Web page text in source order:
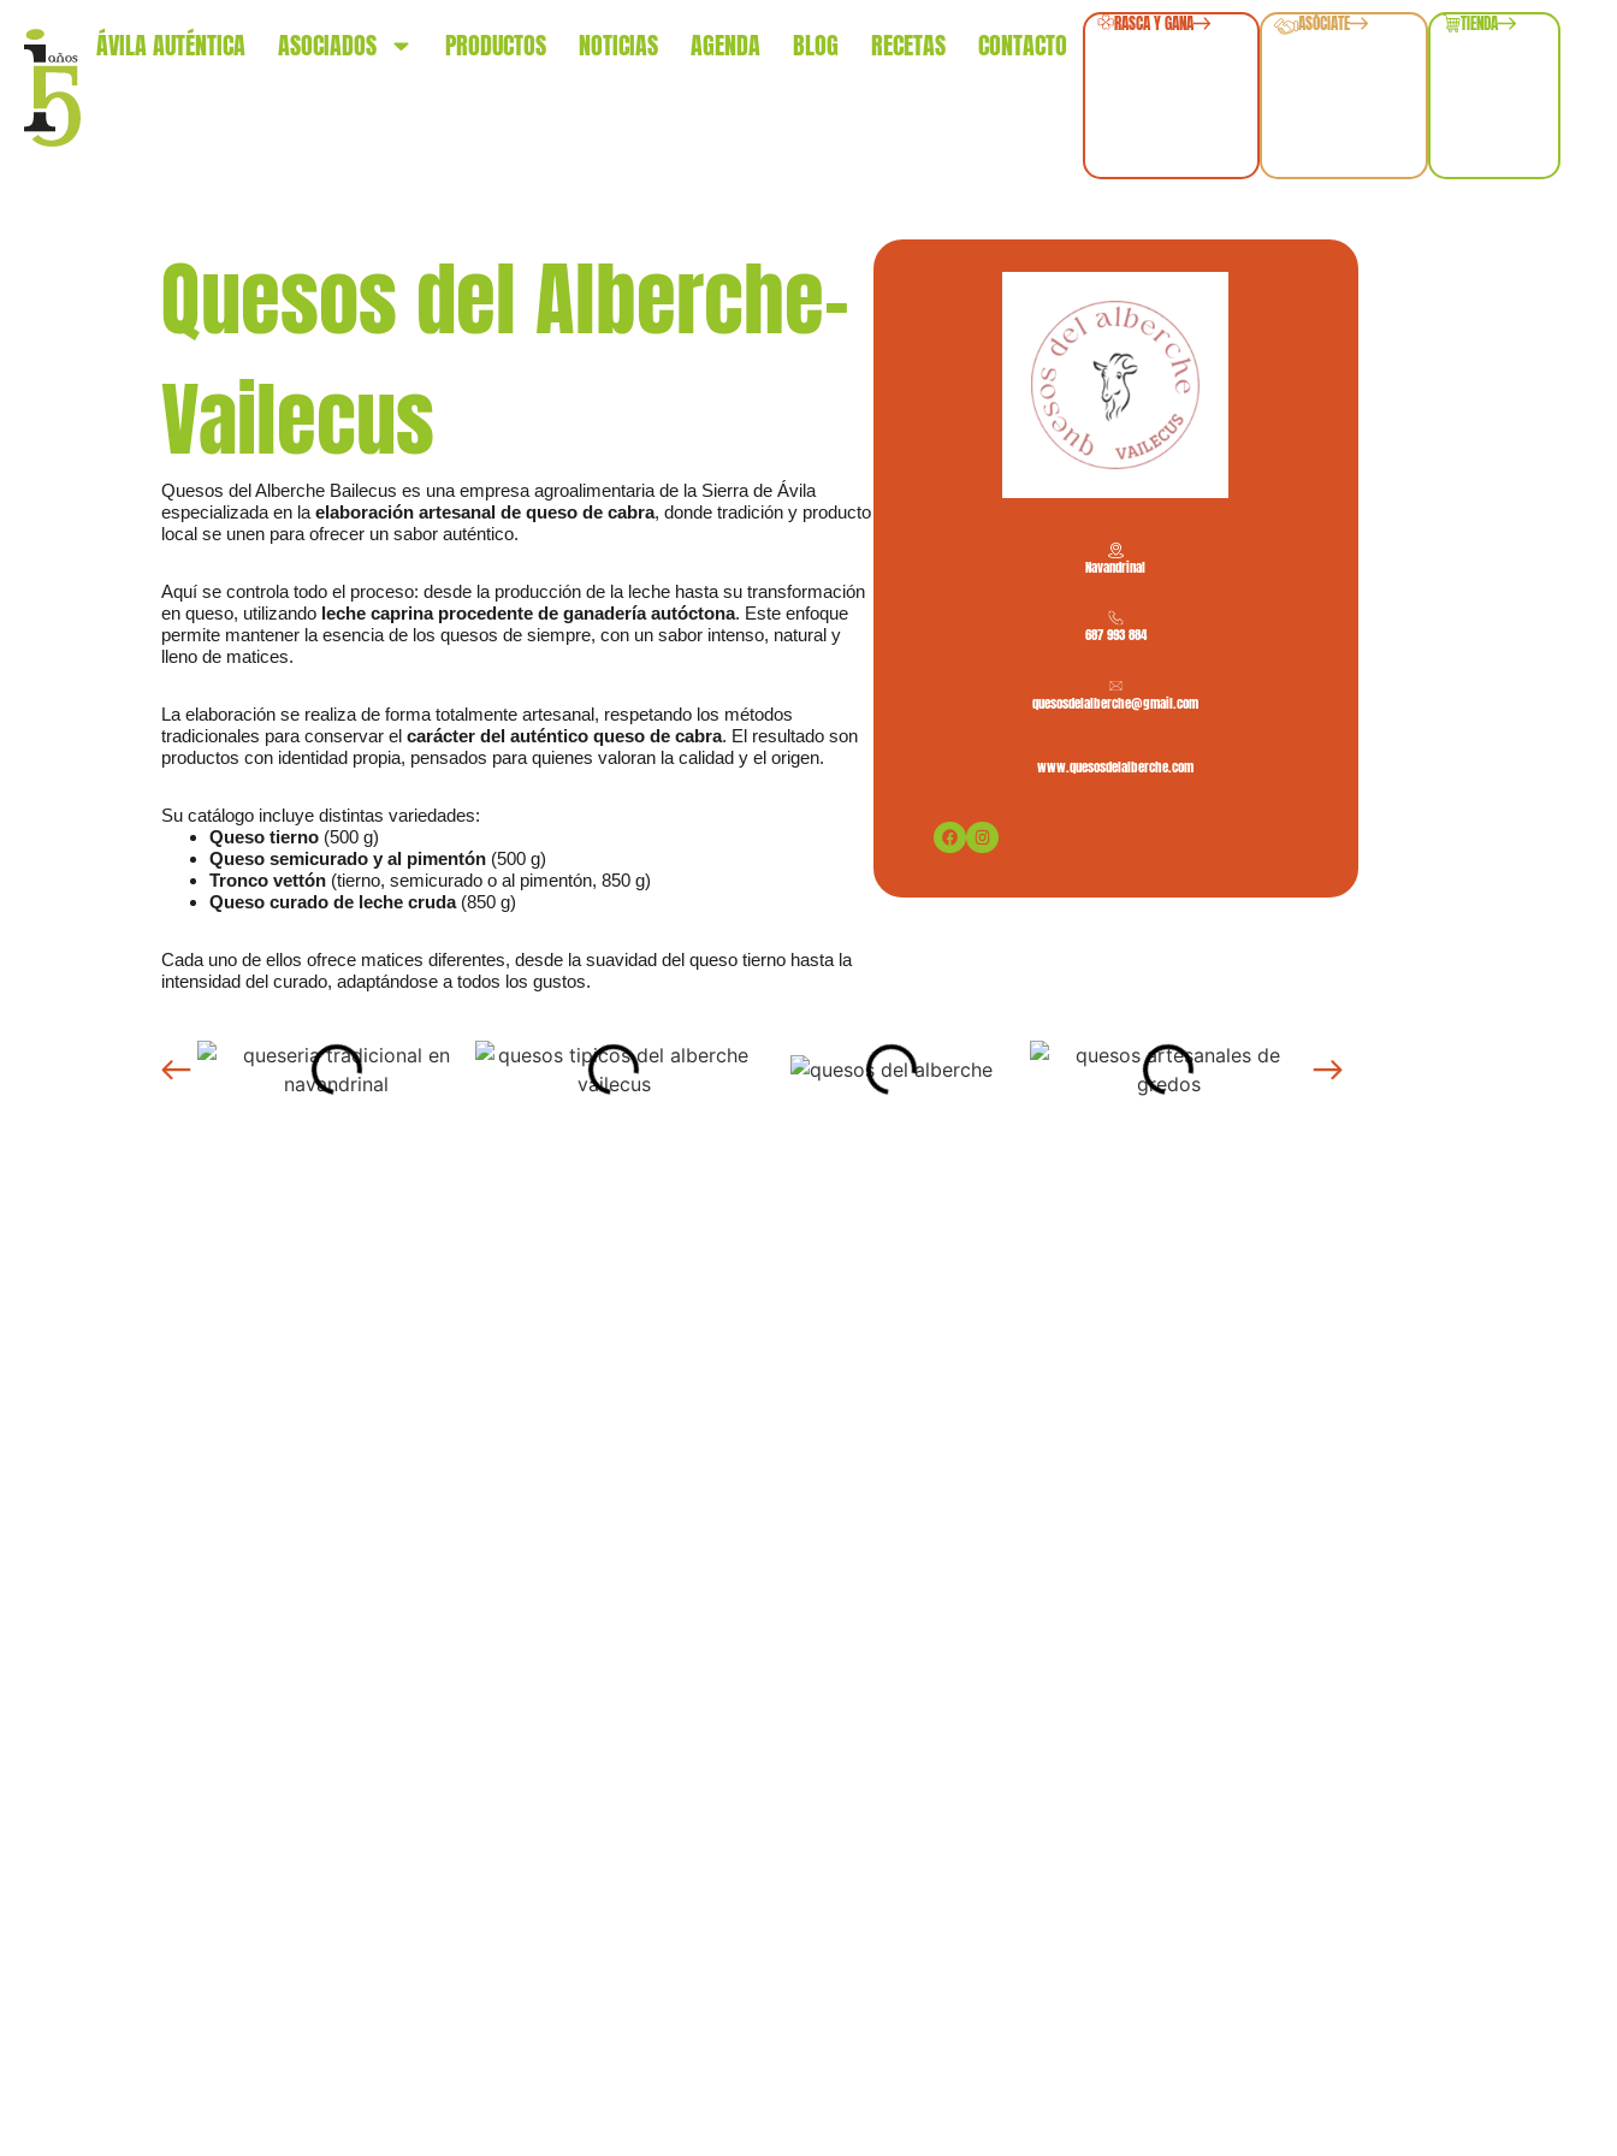
ÁVILA AUTÉNTICA ASOCIADOS PRODUCTOS NOTICIAS AGENDA BLOG RECETAS CONTACTO
RASCA Y GANA ASÓCIATE TIENDA
Quesos del Alberche-
Vailecus
Quesos del Alberche Bailecus es una empresa agroalimentaria de la Sierra de Ávila
especializada en laelaboración artesanal de queso de cabra, donde tradición y producto
local se unen para ofrecer un sabor auténtico.
Aquí se controla todo el proceso: desde la producción de la leche hasta su transformación
en queso, utilizando leche caprina procedente de ganadería autóctona. Este enfoque
permite mantener la esencia de los quesos de siempre, con un sabor intenso, natural y
lleno de matices.
La elaboración se realiza de forma totalmente artesanal, respetando los métodos
tradicionales para conservar elcarácter del auténtico queso de cabra. El resultado son
productos con identidad propia, pensados para quienes valoran la calidad y el origen.
Su catálogo incluye distintas variedades:
Queso tierno (500 g)
Queso semicurado y al pimentón (500 g)
Tronco vettón (tierno, semicurado o al pimentón, 850 g)
Queso curado de leche cruda(850 g)
Cada uno de ellos ofrece matices diferentes, desde la suavidad del queso tierno hasta la
intensidad del curado, adaptándose a todos los gustos.
Navandrinal
687 993 884
quesosdelalberche@gmail.com
www.quesosdelalberche.com